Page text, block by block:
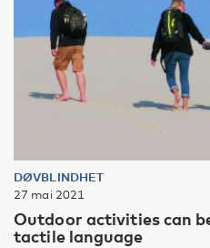
DØVBLINDHET
27 mai 2021
Outdoor activities can
tactile language